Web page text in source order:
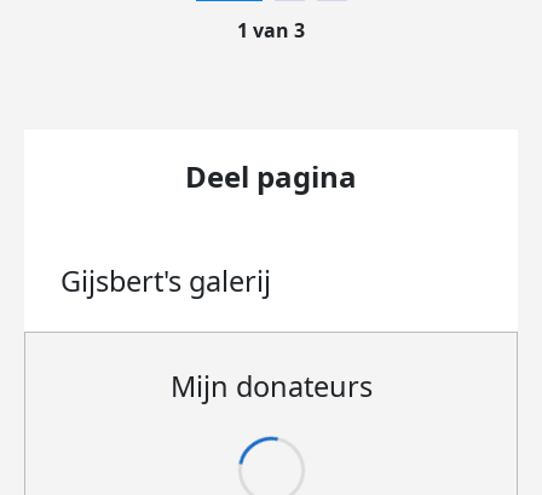
1 van 3
Deel pagina
Gijsbert's galerij
Mijn donateurs